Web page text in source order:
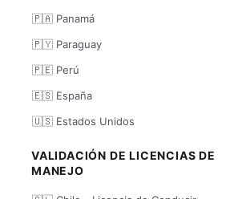
🇵🇦 Panamá
🇵🇾 Paraguay
🇵🇪 Perú
🇪🇸 España
🇺🇸 Estados Unidos
VALIDACIÓN DE LICENCIAS DE
MANEJO